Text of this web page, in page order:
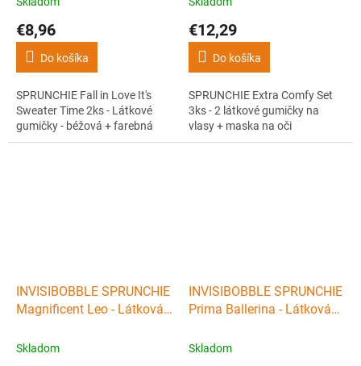
€8,96
Do košíka
SPRUNCHIE Fall in Love It's
Sweater Time 2ks - Látkové
gumičky - béžová + farebná
€12,29
Do košíka
SPRUNCHIE Extra Comfy Set
3ks - 2 látkové gumičky na
vlasy + maska na oči
INVISIBOBBLE SPRUNCHIE
Magnificent Leo - Látková
leopardí vzor
Skladom
INVISIBOBBLE SPRUNCHIE
Prima Ballerina - Látková
Skladom